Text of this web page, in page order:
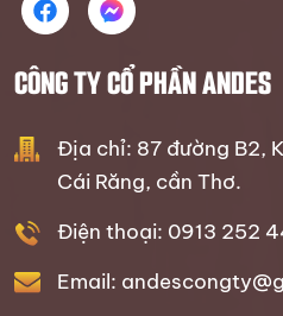
CÔNG TY CỔ PHẦN ANDES
Địa chỉ: 87 đường B2,
Cái Răng, cần Thơ.
Điện thoại: 0913 252
Email: